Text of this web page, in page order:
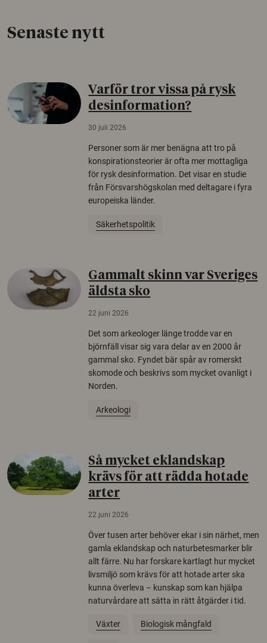
Senaste nytt
Varför tror vissa på rysk
desinformation?
30 juli 2026
Personer som är mer benägna att tro på
konspirationsteorier är ofta mer mottagliga
för rysk desinformation. Det visar en studie
från Försvarshögskolan med deltagare i fyra
europeiska länder.
Säkerhetspolitik
Gammalt skinn var Sveriges
äldsta sko
22 juni 2026
Det som arkeologer länge trodde var en
björnfäll visar sig vara delar av en 2000 år
gammal sko. Fyndet bär spår av romerskt
skomode och beskrivs som mycket ovanligt i
Norden.
Arkeologi
Så mycket eklandskap
krävs för att rädda hotade
arter
22 juni 2026
Över tusen arter behöver ekar i sin närhet, men
gamla eklandskap och naturbetesmarker blir
allt färre. Nu har forskare kartlagt hur mycket
livsmiljö som krävs för att hotade arter ska
kunna överleva – kunskap som kan hjälpa
naturvårdare att sätta in rätt åtgärder i tid.
Växter Biologisk mångfald